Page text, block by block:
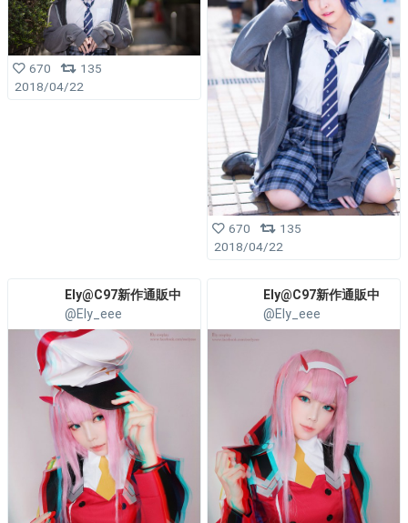
670
135
2018/04/22
670
135
2018/04/22
Ely@C97新作通販中
@Ely_eee
Ely@C97新作通販中
@Ely_eee